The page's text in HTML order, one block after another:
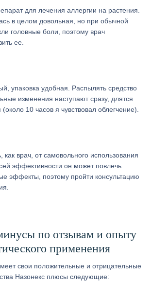
для лечения аллергии на растения.
в целом довольная, но при обычной
головные боли, поэтому врач
ее.
упаковка удобная. Распылять средство
изменения наступают сразу, длятся
10 часов я чувствовал облегчение).
как врач, от самовольного использования
эффективности он может повлечь
эффекты, поэтому пройти консультацию
по отзывам и опыту
применения
свои положительные и отрицательные
Назонекс плюсы следующие: